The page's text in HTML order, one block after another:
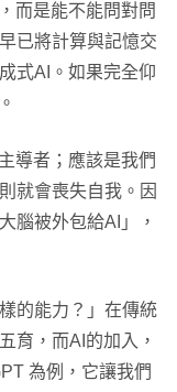
而是能不能問對問
已將計算與記憶交
式AI。如果完全仰
導者；應該是我們
就會喪失自我。因
腦被外包給AI」，
的能力？」在傳統
育，而AI的加入，
為例，它讓我們